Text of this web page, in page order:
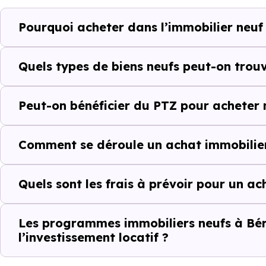
Le parc résidentiel de Bérat
secondaires.
Avec 79 % de
complémentaires : un
d'investissement ou d'achat
Acheter dans le
delà du prix au
À première vue, leprix au m²
Pourtant, ce chiffre seul ne
regarder l’ensemble de
Pourquoi acheter dans l’immobilier
Quels types de biens neufs peut-on
Peut-on bénéficier du PTZ pour acheter
Comment se déroule un achat
Quels sont les frais à prévoir pour un
Les programmes immobiliers neufs à
l’investissement locatif ?